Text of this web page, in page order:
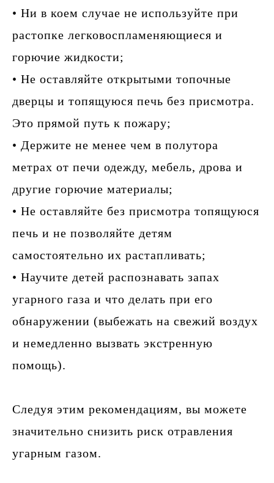
• Ни в коем случае не используйте при
растопке легковоспламеняющиеся и
горючие жидкости;
• Не оставляйте открытыми топочные
дверцы и топящуюся печь без присмотра.
Это прямой путь к пожару;
• Держите не менее чем в полутора
метрах от печи одежду, мебель, дрова и
другие горючие материалы;
• Не оставляйте без присмотра топящуюся
печь и не позволяйте детям
самостоятельно их растапливать;
• Научите детей распознавать запах
угарного газа и что делать при его
обнаружении (выбежать на свежий воздух
и немедленно вызвать экстренную
помощь).
Следуя этим рекомендациям, вы можете
значительно снизить риск отравления
угарным газом.